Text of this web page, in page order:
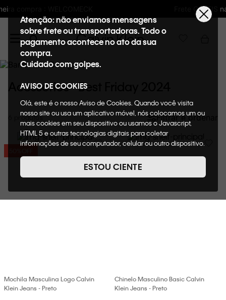
Atenção: não enviamos mensagens
sobre frete ou transportadoras. Todo o
pagamento acontece no ato da sua
compra.
Cuidado com golpes.
AVISO DE COOKIES
Olá, este é o nosso Aviso de Cookies. Quando você visita
nosso site ou usa um aplicativo móvel, nós colocamos um ou
mais cookies em seu dispositivo ou usamos o Javascript,
HTML 5 e outras tecnologias digitais para coletar
informações de seu computador, celular ou outro dispositivo.
de cookies, informaremos quais cookies usaremos e quais
suas funções. A forma como processamos os dados
nosso Aviso de Privacidade. Quando você visita nosso site,
ESTOU CIENTE
Acessorios - Best Friday 2024
Filtrar e ordenar
Mochila Masculina Logo Calvin
Klein Jeans - Preto
Chinelo Masculino Basic Calvin
Klein Jeans - Preto